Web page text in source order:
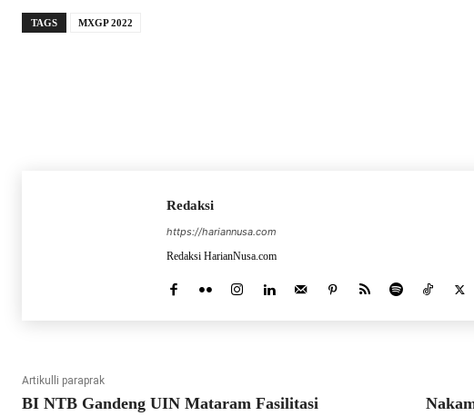
TAGS MXGP 2022
Redaksi
https://hariannusa.com
Redaksi HarianNusa.com
Artikulli paraprak
BI NTB Gandeng UIN Mataram Fasilitasi